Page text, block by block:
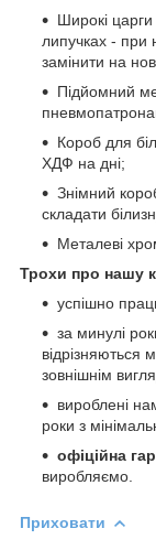
Широкі
липучках - при
замінити на
Підйомний
Короб для
ХДФ на дні;
Знімний
складати
Металеві
Трохи про нашу
успішно
за минулі
відрізняються
зовнішнім
вироблені
роки з
офіційна
виробляємо.
Приховати